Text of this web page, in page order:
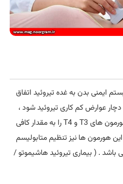
ایمنی بدن به غده تیروئید اتفاق
عوارض کم کاری تیروئید شود ،
غده تیروئید وظیفه دارد که هورمون های T3 و T4 را به مقدار کافی
هورمون ها نیز تنظیم متابولیسم
. ( بیماری تیروئید هاشیموتو /